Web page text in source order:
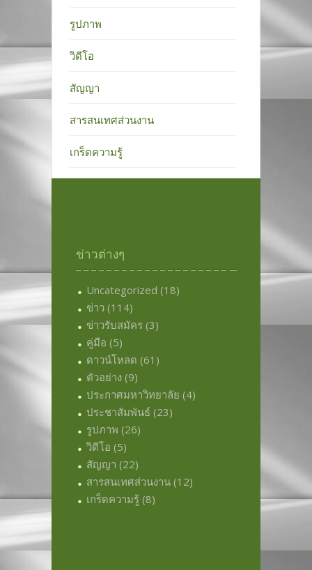
รูปภาพ
วิดีโอ
สัญญา
สารสนเทศส่วนงาน
เกร็ดความรู้
ข่าวต่างๆ
Uncategorized (18)
ข่าว (114)
ข่าวรับสมัคร (3)
คู่มือ (5)
ดาวน์โหลด (61)
ตัวอย่าง (9)
ประกาศมหาวิทยาลัย (4)
ประชาสัมพันธ์ (23)
รูปภาพ (26)
วิดีโอ (5)
สัญญา (22)
สารสนเทศส่วนงาน (12)
เกร็ดความรู้ (8)